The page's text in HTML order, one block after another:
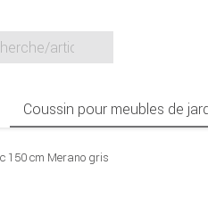
Coussin pour meubles de
150 cm Merano gris